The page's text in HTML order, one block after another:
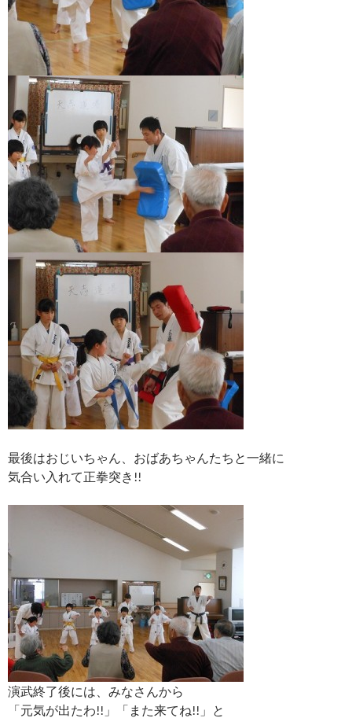
最後はおじいちゃん、おばあちゃんたちと一緒に
気合い入れて正拳突き!!
演武終了後には、みなさんから
「元気が出たわ!!」「また来てね!!」と